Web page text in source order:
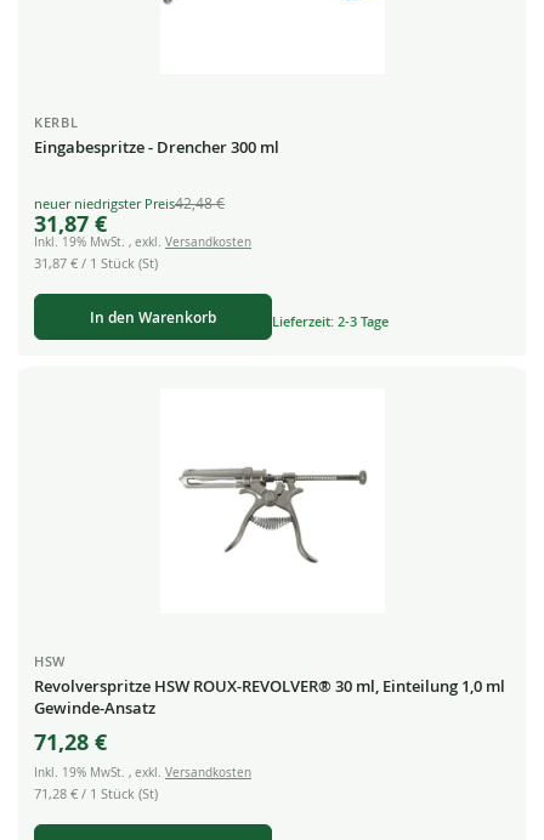
KERBL
Eingabespritze - Drencher 300 ml
Special
Price
31,87 €
42,48 €
Inkl. 19% MwSt. , exkl. Versandkosten
31,87 € / 1 Stück (St)
In den Warenkorb Lieferzeit: 2-3 Tage
HSW
Revolverspritze HSW ROUX-REVOLVER® 30 ml, Einteilung 1,0 ml
Gewinde-Ansatz
71,28 €
Inkl. 19% MwSt. , exkl. Versandkosten
71,28 € / 1 Stück (St)